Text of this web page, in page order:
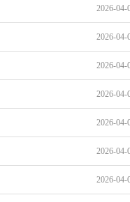
2026-04-
2026-04-
2026-04-
2026-04-
2026-04-
2026-04-
2026-04-